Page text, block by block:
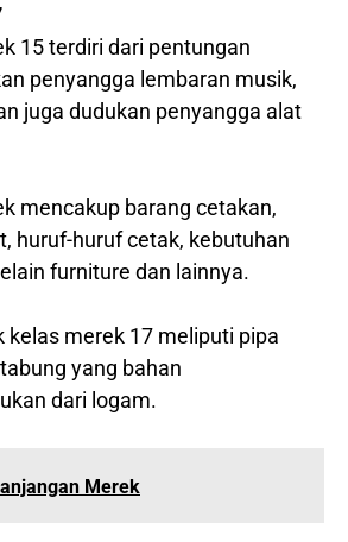
15 terdiri dari pentungan
penyangga lembaran musik,
juga dudukan penyangga alat
mencakup barang cetakan,
huruf-huruf cetak, kebutuhan
furniture dan lainnya.
kelas merek 17 meliputi pipa
yang bahan
dari logam.
Merek